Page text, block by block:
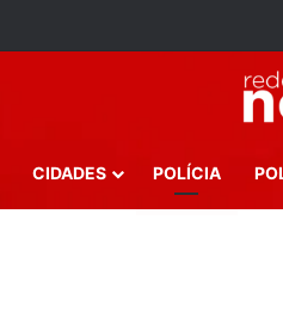
CIDADES POLÍCIA